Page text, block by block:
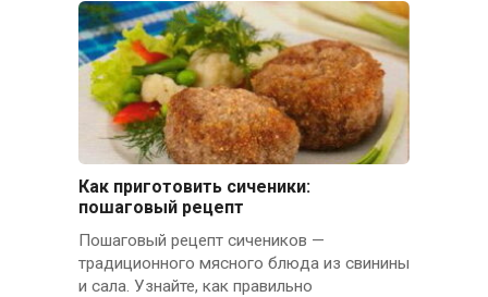
Как приготовить сиченики:
пошаговый рецепт
Пошаговый рецепт сичеников —
традиционного мясного блюда из свинины
и сала. Узнайте, как правильно